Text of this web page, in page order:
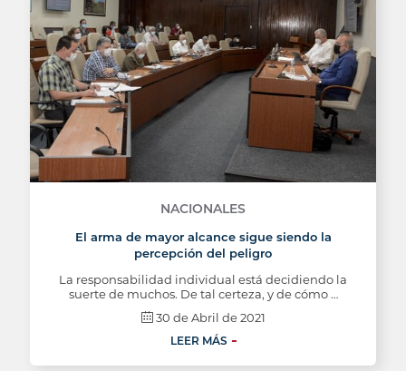
NACIONALES
El arma de mayor alcance sigue siendo la
percepción del peligro
La responsabilidad individual está decidiendo la
suerte de muchos. De tal certeza, y de cómo …
30 de Abril de 2021
LEER MÁS